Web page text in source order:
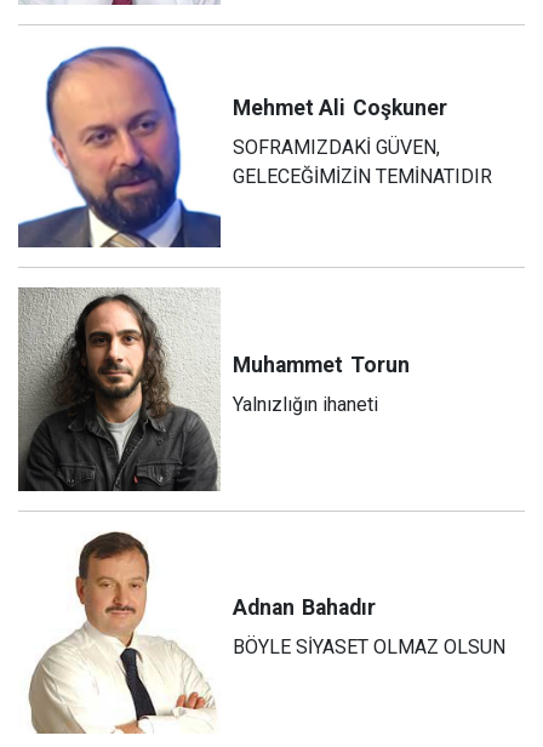
Mehmet Ali Coşkuner
SOFRAMIZDAKİ GÜVEN,
GELECEĞİMİZİN TEMİNATIDIR
Muhammet Torun
Yalnızlığın ihaneti
Adnan Bahadır
BÖYLE SİYASET OLMAZ OLSUN